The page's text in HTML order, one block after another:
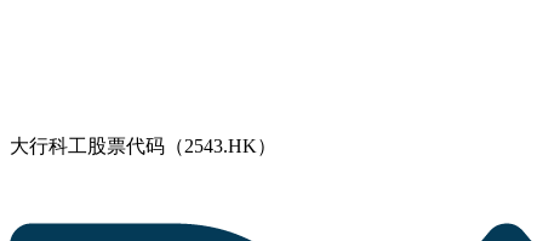
大行科工股票代码（2543.HK）